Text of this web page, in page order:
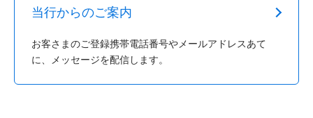
当行からのご案内
お客さまのご登録携帯電話番号やメールアドレスあて
に、メッセージを配信します。